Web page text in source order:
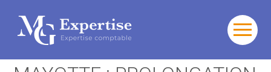
Aller
Gérer votre quotidien
ACTIVITÉ PARTIELLE À